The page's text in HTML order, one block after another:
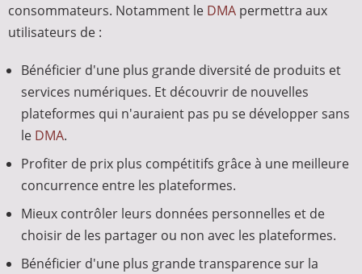
consommateurs. Notamment le DMA permettra aux
utilisateurs de :
Bénéficier d'une plus grande diversité de produits et
services numériques. Et découvrir de nouvelles
plateformes qui n'auraient pas pu se développer sans
le DMA.
Profiter de prix plus compétitifs grâce à une meilleure
concurrence entre les plateformes.
Mieux contrôler leurs données personnelles et de
choisir de les partager ou non avec les plateformes.
Bénéficier d'une plus grande transparence sur la